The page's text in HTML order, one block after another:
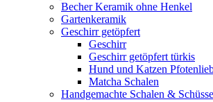
Becher Keramik ohne Henkel
Gartenkeramik
Geschirr getöpfert
Geschirr
Geschirr getöpfert türkis
Hund und Katzen
Matcha Schalen
Handgemachte Schalen &